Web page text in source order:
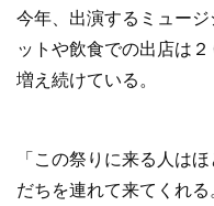
今年、出演するミュー
ットや飲食での出店は
増え続けている。
「この祭りに来る人は
だちを連れて来てくれる